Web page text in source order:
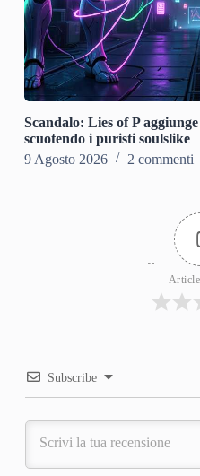
Scandalo: Lies of P
scuotendo i puristi soulslike
9 Agosto 2026
2 commenti
Subscribe